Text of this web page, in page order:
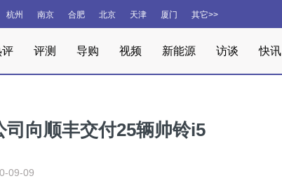
杭州 南京 合肥 北京 天津 厦门 其它>>
评 评测 导购 视频 新能源 访谈 快讯
向顺丰交付25辆帅铃i5
09-09